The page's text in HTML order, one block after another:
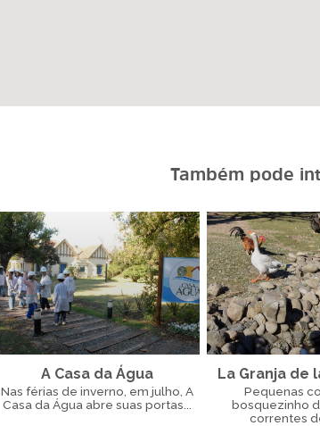
Também pode
A Casa da Água
Nas férias de inverno, em julho, A
Casa da Água abre suas portas...
La Granja de
Pequenas
bosquezinho
correntes